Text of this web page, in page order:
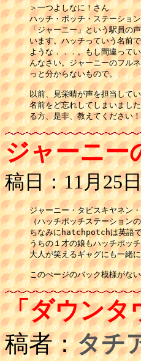
＞一つよしなに！さん
ハッチ・ポッチ・ステーショ
「ジャーニー」という駅員の
います。ハッチっていう名前
ような．．．。もし間違って
んなさい。ジャーニーのフル
っと分からないもので。
以前、見栄晴が声を担当して
名前をど忘れしてしまいまし
る方、是非、教えてください
ジャーニー
稿日：11月25
ジャーニー・タビスキヤネン
（ハッチポッチステーション
ちなみにhatchpotchは英語で
うちの１才の娘もハッチポッ
大人が笑えるギャグにも一緒
このぺージのバック模様がな
「ダウンタ
稿者：タチ